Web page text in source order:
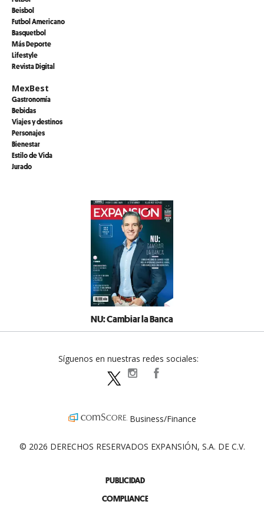
Beisbol
Futbol Americano
Basquetbol
Más Deporte
Lifestyle
Revista Digital
MexBest
Gastronomía
Bebidas
Viajes y destinos
Personajes
Bienestar
Estilo de Vida
Jurado
NU: Cambiar la Banca
PUBLICIDAD
COMPLIANCE
Síguenos en nuestras redes sociales:
expansionpolitica
Business/Finance
© 2026 DERECHOS RESERVADOS EXPANSIÓN, S.A. DE C.V.